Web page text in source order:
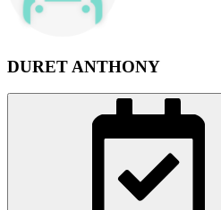
DURET ANTHONY